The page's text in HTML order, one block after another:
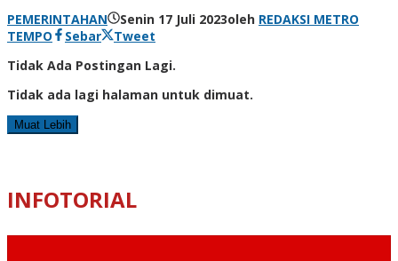
PEMERINTAHAN
Senin 17 Juli 2023oleh REDAKSI METRO
TEMPO
Sebar
Tweet
Tidak Ada Postingan Lagi.
Tidak ada lagi halaman untuk dimuat.
Muat Lebih
INFOTORIAL